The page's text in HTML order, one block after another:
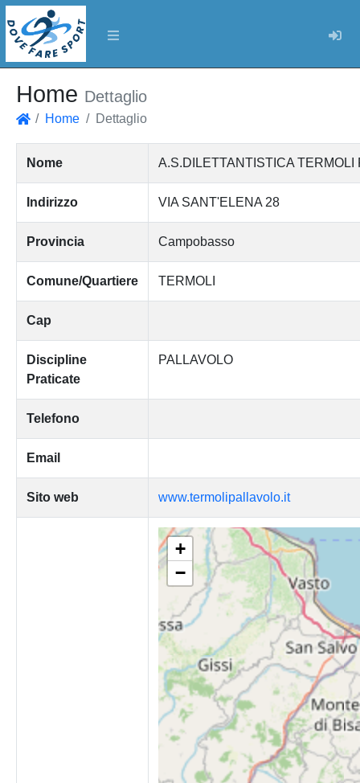
Home Dettaglio
Home Dettaglio
Nome A.S.DILETTANTISTICA TERMOLI
Indirizzo VIA SANT'ELENA 28
Provincia Campobasso
Comune/Quartiere TERMOLI
Cap
Discipline
Praticate
PALLAVOLO
Telefono
Email
Sito web www.termolipallavolo.it
+
−